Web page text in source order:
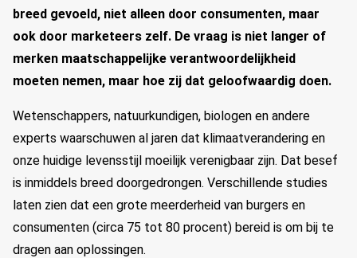
breed gevoeld, niet alleen door consumenten, maar
ook door marketeers zelf. De vraag is niet langer of
merken maatschappelijke verantwoordelijkheid
moeten nemen, maar hoe zij dat geloofwaardig doen.
Wetenschappers, natuurkundigen, biologen en andere
experts waarschuwen al jaren dat klimaatverandering en
onze huidige levensstijl moeilijk verenigbaar zijn. Dat besef
is inmiddels breed doorgedrongen. Verschillende studies
laten zien dat een grote meerderheid van burgers en
consumenten (circa 75 tot 80 procent) bereid is om bij te
dragen aan oplossingen.